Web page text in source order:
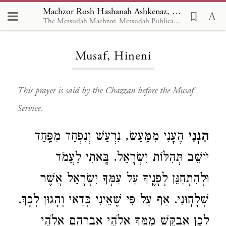
Machzor Rosh Hashanah Ashkenaz, Musaf, Hineni
The Metsudah Machzor. Metsudah Publications, New York -- en (paragraph ed.)
Loading...
Musaf, Hineni
This prayer is said by the Chazzan before the Musaf
Service.
הִנְנִי הֶעָנִי מִמַּֽעַשׂ, נִרְעַשׁ וְנִפְחַד מִפַּֽחַד
יוֹשֵׁב תְּהִלּוֹת יִשְׂרָאֵל. בָּֽאתִי לַעֲמֹד
וּלְהִתְחַנֵּן לְפָנֶֽיךָ עַל עַמְּךָ יִשְׂרָאֵל אֲשֶׁר
שְׁלָחֽוּנִי. אַף עַל פִּי שֶׁאֵינִי כְּדַאי וְהָגוּן לְכָךְ.
לָכֵן אֲבַקֵּשׁ מִמְּךָ אֱלֹהֵי אַבְרָהָם אֱלֹהֵי